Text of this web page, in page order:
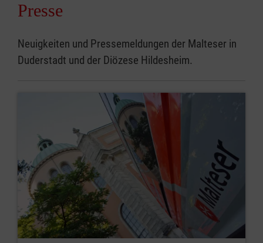
Presse
Neuigkeiten und Pressemeldungen der Malteser in
Duderstadt und der Diözese Hildesheim.